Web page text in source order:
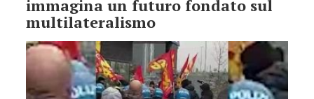
immagina un futuro fondato sul
multilateralismo